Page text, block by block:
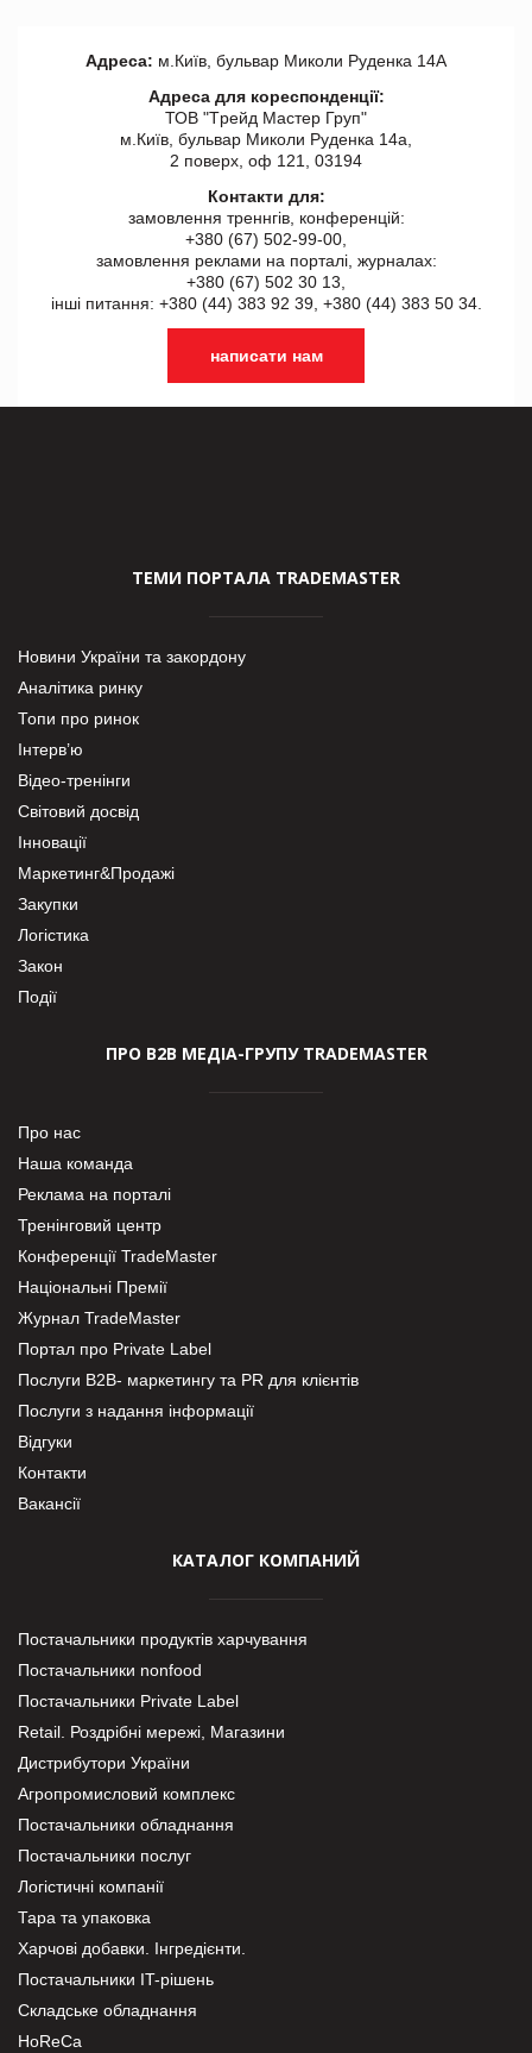
Адреса: м.Київ, бульвар Миколи Руденка 14А
Адреса для кореспонденції:
ТОВ "Tрейд Мастер Груп"
м.Київ, бульвар Миколи Руденка 14а,
2 поверх, оф 121, 03194
Контакти для:
замовлення треннгів, конференцій:
+380 (67) 502-99-00,
замовлення реклами на порталі, журналах:
+380 (67) 502 30 13,
інші питання: +380 (44) 383 92 39, +380 (44) 383 50 34.
написати нам
ТЕМИ ПОРТАЛА TRADEMASTER
Новини України та закордону
Аналітика ринку
Топи про ринок
Інтерв’ю
Відео-тренінги
Світовий досвід
Інновації
Маркетинг&Продажі
Закупки
Логістика
Закон
Події
ПРО В2В МЕДІА-ГРУПУ TRADEMASTER
Про нас
Наша команда
Реклама на порталі
Тренінговий центр
Конференції TradeMaster
Національні Премії
Журнал TradeMaster
Портал про Private Label
Послуги В2В- маркетингу та PR для клієнтів
Послуги з надання інформації
Відгуки
Контакти
Вакансії
КАТАЛОГ КОМПАНИЙ
Постачальники продуктів харчування
Постачальники nonfood
Постачальники Private Label
Retail. Роздрібні мережі, Магазини
Дистрибутори України
Агропромисловий комплекс
Постачальники обладнання
Постачальники послуг
Логістичні компанії
Тара та упаковка
Харчові добавки. Інгредієнти.
Постачальники IT-рішень
Складське обладнання
HoReCa